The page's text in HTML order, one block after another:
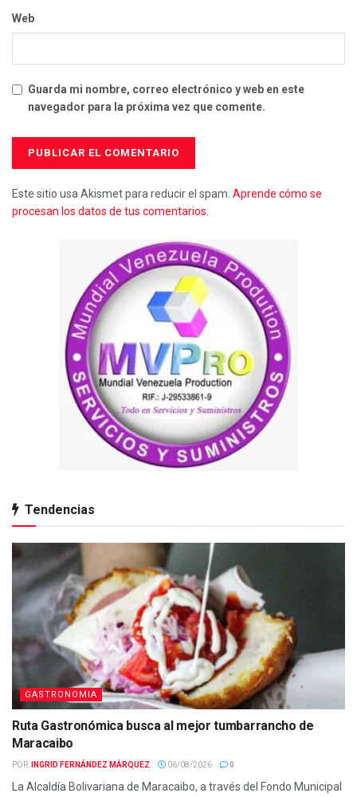
Web
Guarda mi nombre, correo electrónico y web en este
navegador para la próxima vez que comente.
Este sitio usa Akismet para reducir el spam. Aprende cómo se
procesan los datos de tus comentarios.
Tendencias
GASTRONOMIA
Ruta Gastronómica busca al mejor tumbarrancho de
Maracaibo
POR: INGRID FERNÁNDEZ MÁRQUEZ 06/08/2026 0
La Alcaldía Bolivariana de Maracaibo, a través del Fondo Municipal